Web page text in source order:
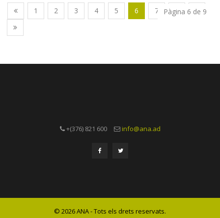
1 2 3 4 5 6 7 8 9
Pàgina 6 de 9
+(376) 821 600 info@ana.ad
© 2026 ANA - Tots els drets reservats.